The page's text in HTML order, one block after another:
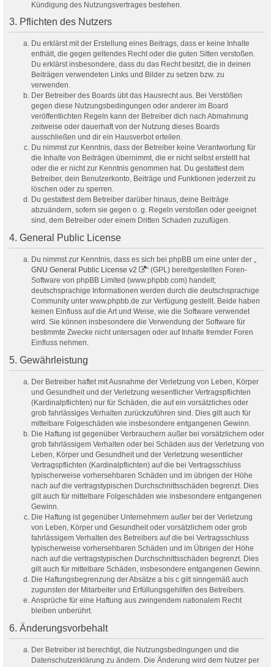
Kündigung des Nutzungsvertrages bestehen.
3. Pflichten des Nutzers
Du erklärst mit der Erstellung eines Beitrags, dass er keine Inhalte
enthält, die gegen geltendes Recht oder die guten Sitten verstoßen.
Du erklärst insbesondere, dass du das Recht besitzt, die in deinen
Beiträgen verwendeten Links und Bilder zu setzen bzw. zu
verwenden.
Der Betreiber des Boards übt das Hausrecht aus. Bei Verstößen
gegen diese Nutzungsbedingungen oder anderer im Board
veröffentlichten Regeln kann der Betreiber dich nach Abmahnung
zeitweise oder dauerhaft von der Nutzung dieses Boards
ausschließen und dir ein Hausverbot erteilen.
Du nimmst zur Kenntnis, dass der Betreiber keine Verantwortung für
die Inhalte von Beiträgen übernimmt, die er nicht selbst erstellt hat
oder die er nicht zur Kenntnis genommen hat. Du gestattest dem
Betreiber, dein Benutzerkonto, Beiträge und Funktionen jederzeit zu
löschen oder zu sperren.
Du gestattest dem Betreiber darüber hinaus, deine Beiträge
abzuändern, sofern sie gegen o. g. Regeln verstoßen oder geeignet
sind, dem Betreiber oder einem Dritten Schaden zuzufügen.
4. General Public License
Du nimmst zur Kenntnis, dass es sich bei phpBB um eine unter der „
GNU General Public License v2
“ (GPL) bereitgestellten Foren-
Software von phpBB Limited (www.phpbb.com) handelt;
deutschsprachige Informationen werden durch die deutschsprachige
Community unter www.phpbb.de zur Verfügung gestellt. Beide haben
keinen Einfluss auf die Art und Weise, wie die Software verwendet
wird. Sie können insbesondere die Verwendung der Software für
bestimmte Zwecke nicht untersagen oder auf Inhalte fremder Foren
Einfluss nehmen.
5. Gewährleistung
Der Betreiber haftet mit Ausnahme der Verletzung von Leben, Körper
und Gesundheit und der Verletzung wesentlicher Vertragspflichten
(Kardinalpflichten) nur für Schäden, die auf ein vorsätzliches oder
grob fahrlässiges Verhalten zurückzuführen sind. Dies gilt auch für
mittelbare Folgeschäden wie insbesondere entgangenen Gewinn.
Die Haftung ist gegenüber Verbrauchern außer bei vorsätzlichem oder
grob fahrlässigem Verhalten oder bei Schäden aus der Verletzung von
Leben, Körper und Gesundheit und der Verletzung wesentlicher
Vertragspflichten (Kardinalpflichten) auf die bei Vertragsschluss
typischerweise vorhersehbaren Schäden und im übrigen der Höhe
nach auf die vertragstypischen Durchschnittsschäden begrenzt. Dies
gilt auch für mittelbare Folgeschäden wie insbesondere entgangenen
Gewinn.
Die Haftung ist gegenüber Unternehmern außer bei der Verletzung
von Leben, Körper und Gesundheit oder vorsätzlichem oder grob
fahrlässigem Verhalten des Betreibers auf die bei Vertragsschluss
typischerweise vorhersehbaren Schäden und im Übrigen der Höhe
nach auf die vertragstypischen Durchschnittsschäden begrenzt. Dies
gilt auch für mittelbare Schäden, insbesondere entgangenen Gewinn.
Die Haftungsbegrenzung der Absätze a bis c gilt sinngemäß auch
zugunsten der Mitarbeiter und Erfüllungsgehilfen des Betreibers.
Ansprüche für eine Haftung aus zwingendem nationalem Recht
bleiben unberührt.
6. Änderungsvorbehalt
Der Betreiber ist berechtigt, die Nutzungsbedingungen und die
Datenschutzerklärung zu ändern. Die Änderung wird dem Nutzer per